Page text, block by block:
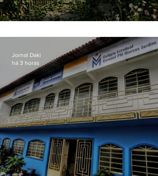
Jornal Daki
há 3 horas